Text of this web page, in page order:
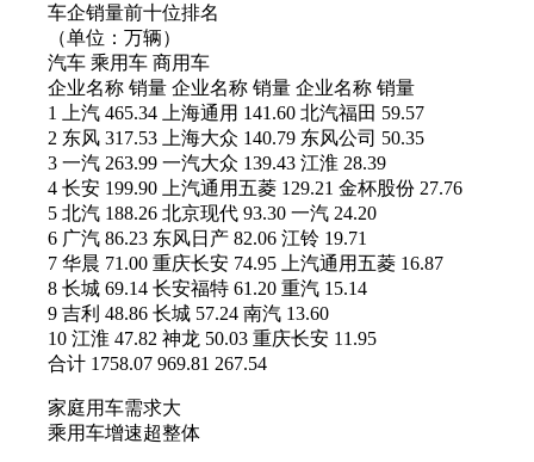
车企销量前十位排名
（单位：万辆）
汽车 乘用车 商用车
企业名称 销量 企业名称 销量 企业名称 销量
1 上汽 465.34 上海通用 141.60 北汽福田 59.57
2 东风 317.53 上海大众 140.79 东风公司 50.35
3 一汽 263.99 一汽大众 139.43 江淮 28.39
4 长安 199.90 上汽通用五菱 129.21 金杯股份 27.76
5 北汽 188.26 北京现代 93.30 一汽 24.20
6 广汽 86.23 东风日产 82.06 江铃 19.71
7 华晨 71.00 重庆长安 74.95 上汽通用五菱 16.87
8 长城 69.14 长安福特 61.20 重汽 15.14
9 吉利 48.86 长城 57.24 南汽 13.60
10 江淮 47.82 神龙 50.03 重庆长安 11.95
合计 1758.07 969.81 267.54
家庭用车需求大
乘用车增速超整体